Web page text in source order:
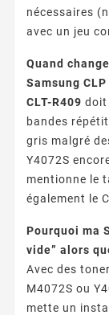
nécessaires
avec un jeu
Quand
Samsung CLP
CLT-R409 doit
bandes
gris malgré
Y4072S
mentionne le
également le
Pourquoi ma
vide” alors
Avec des
M4072S ou
mette un